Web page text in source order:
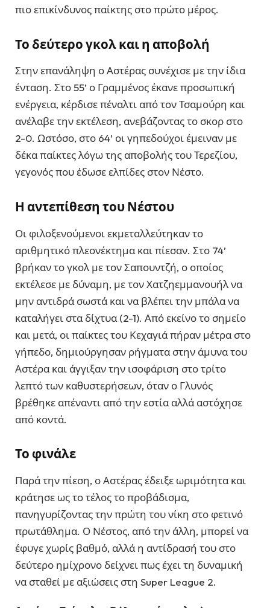
πιο επικίνδυνος παίκτης στο πρώτο μέρος.
Το δεύτερο γκολ και η αποβολή
Στην επανάληψη ο Αστέρας συνέχισε με την ίδια
ένταση. Στο 55’ ο Γραμμένος έκανε προσωπική
ενέργεια, κέρδισε πέναλτι από τον Τσαμούρη και
ανέλαβε την εκτέλεση, ανεβάζοντας το σκορ στο
2-0. Ωστόσο, στο 64’ οι γηπεδούχοι έμειναν με
δέκα παίκτες λόγω της αποβολής του Τερεζίου,
γεγονός που έδωσε ελπίδες στον Νέστο.
Η αντεπίθεση του Νέστου
Οι φιλοξενούμενοι εκμεταλλεύτηκαν το
αριθμητικό πλεονέκτημα και πίεσαν. Στο 74’
βρήκαν το γκολ με τον Σαπουντζή, ο οποίος
εκτέλεσε με δύναμη, με τον Χατζηεμμανουήλ να
μην αντιδρά σωστά και να βλέπει την μπάλα να
καταλήγει στα δίχτυα (2-1). Από εκείνο το σημείο
και μετά, οι παίκτες του Κεχαγιά πήραν μέτρα στο
γήπεδο, δημιούργησαν ρήγματα στην άμυνα του
Αστέρα και άγγιξαν την ισοφάριση στο τρίτο
λεπτό των καθυστερήσεων, όταν ο Γλυνός
βρέθηκε απέναντι από την εστία αλλά αστόχησε
από κοντά.
Το φινάλε
Παρά την πίεση, ο Αστέρας έδειξε ωριμότητα και
κράτησε ως το τέλος το προβάδισμα,
πανηγυρίζοντας την πρώτη του νίκη στο φετινό
πρωτάθλημα. Ο Νέστος, από την άλλη, μπορεί να
έφυγε χωρίς βαθμό, αλλά η αντίδρασή του στο
δεύτερο ημίχρονο δείχνει πως έχει τη δυναμική
να σταθεί με αξιώσεις στη Super League 2.